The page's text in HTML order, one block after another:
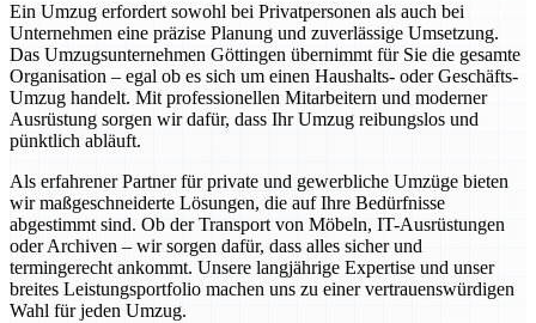
Ein Umzug erfordert sowohl bei Privatpersonen als auch bei
Unternehmen eine präzise Planung und zuverlässige Umsetzung.
Das Umzugsunternehmen Göttingen übernimmt für Sie die gesamte
Organisation – egal ob es sich um einen Haushalts- oder Geschäfts-
Umzug handelt. Mit professionellen Mitarbeitern und moderner
Ausrüstung sorgen wir dafür, dass Ihr Umzug reibungslos und
pünktlich abläuft.
Als erfahrener Partner für private und gewerbliche Umzüge bieten
wir maßgeschneiderte Lösungen, die auf Ihre Bedürfnisse
abgestimmt sind. Ob der Transport von Möbeln, IT-Ausrüstungen
oder Archiven – wir sorgen dafür, dass alles sicher und
termingerecht ankommt. Unsere langjährige Expertise und unser
breites Leistungsportfolio machen uns zu einer vertrauenswürdigen
Wahl für jeden Umzug.